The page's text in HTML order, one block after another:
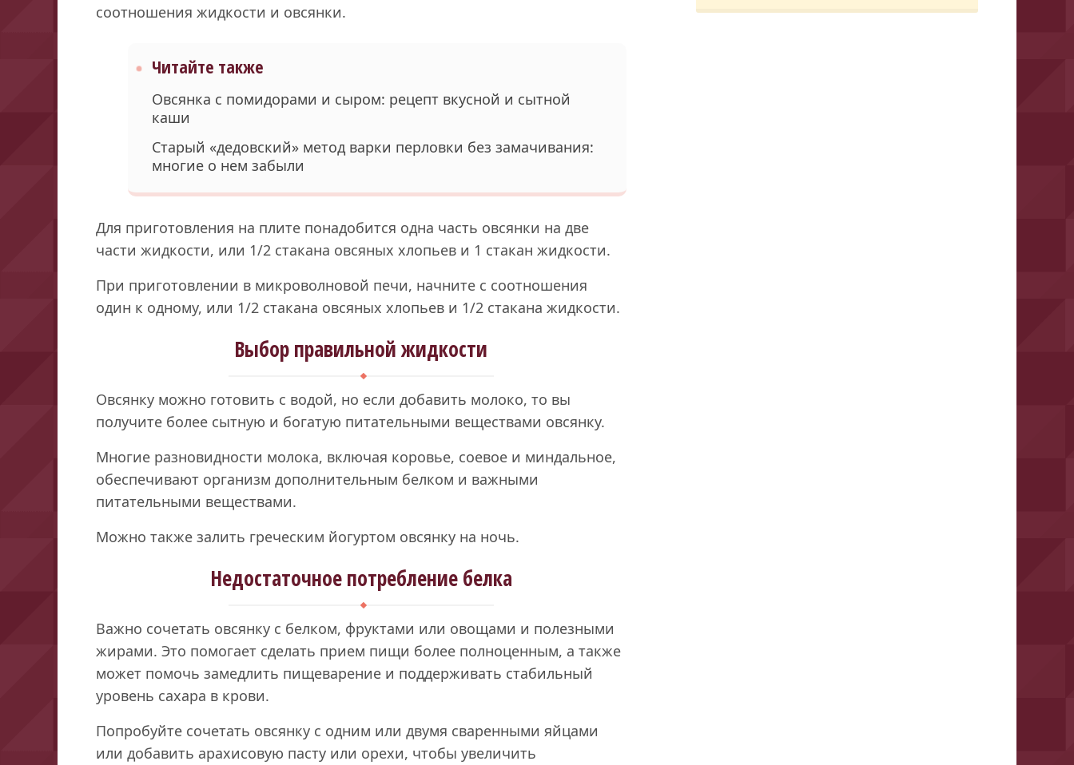
соотношения жидкости и овсянки.
Читайте также
Овсянка с помидорами и сыром: рецепт вкусной и сытной
каши
Старый «дедовский» метод варки перловки без замачивания:
многие о нем забыли
Для приготовления на плите понадобится одна часть овсянки на две
части жидкости, или 1/2 стакана овсяных хлопьев и 1 стакан жидкости.
При приготовлении в микроволновой печи, начните с соотношения
один к одному, или 1/2 стакана овсяных хлопьев и 1/2 стакана жидкости.
Выбор правильной жидкости
Овсянку можно готовить с водой, но если добавить молоко, то вы
получите более сытную и богатую питательными веществами овсянку.
Многие разновидности молока, включая коровье, соевое и миндальное,
обеспечивают организм дополнительным белком и важными
питательными веществами.
Можно также залить греческим йогуртом овсянку на ночь.
Недостаточное потребление белка
Важно сочетать овсянку с белком, фруктами или овощами и полезными
жирами. Это помогает сделать прием пищи более полноценным, а также
может помочь замедлить пищеварение и поддерживать стабильный
уровень сахара в крови.
Попробуйте сочетать овсянку с одним или двумя сваренными яйцами
или добавить арахисовую пасту или орехи, чтобы увеличить